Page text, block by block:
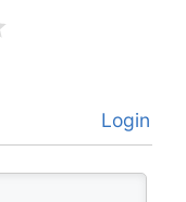
Login